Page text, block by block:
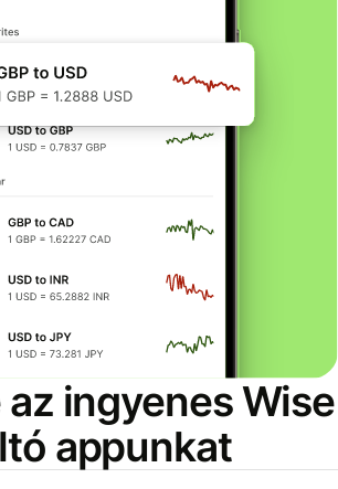
ingyenes Wise
appunkat